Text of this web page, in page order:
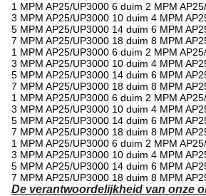
1 MPM AP25/UP3000 6 duim 2 MPM
3 MPM AP25/UP3000 10 duim 4 MPM
5 MPM AP25/UP3000 14 duim 6 MPM
7 MPM AP25/UP3000 18 duim 8 MPM
1 MPM AP25/UP3000 6 duim 2 MPM
3 MPM AP25/UP3000 10 duim 4 MPM
5 MPM AP25/UP3000 14 duim 6 MPM
7 MPM AP25/UP3000 18 duim 8 MPM
1 MPM AP25/UP3000 6 duim 2 MPM
3 MPM AP25/UP3000 10 duim 4 MPM
5 MPM AP25/UP3000 14 duim 6 MPM
7 MPM AP25/UP3000 18 duim 8 MPM
1 MPM AP25/UP3000 6 duim 2 MPM
3 MPM AP25/UP3000 10 duim 4 MPM
5 MPM AP25/UP3000 14 duim 6 MPM
7 MPM AP25/UP3000 18 duim 8 MPM
De verantwoordelijkheid van onze